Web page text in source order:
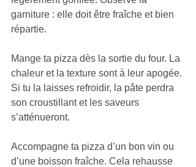
garniture : elle doit être fraîche et bien
répartie.
Mange ta pizza dès la sortie du four. La
chaleur et la texture sont à leur apogée.
Si tu la laisses refroidir, la pâte perdra
son croustillant et les saveurs
s’atténueront.
Accompagne ta pizza d’un bon vin ou
d’une boisson fraîche. Cela rehausse